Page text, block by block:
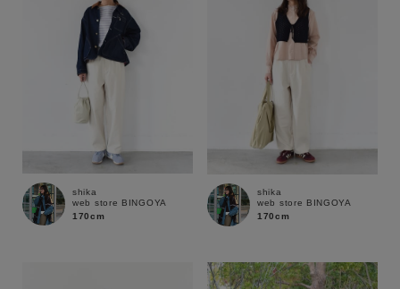
キーワード
shika
web store BINGOYA
170cm
shika
web store BINGOYA
170cm